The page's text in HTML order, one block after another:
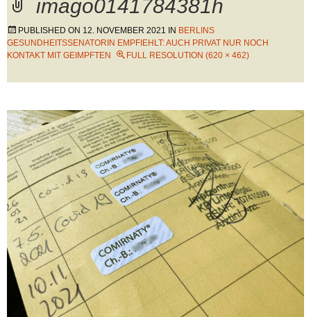
imago0141784381h
PUBLISHED ON 12. NOVEMBER 2021 IN BERLINS
GESUNDHEITSSENATORIN EMPFIEHLT: AUCH PRIVAT NUR NOCH
KONTAKT MIT GEIMPFTEN
FULL RESOLUTION (620 × 462)